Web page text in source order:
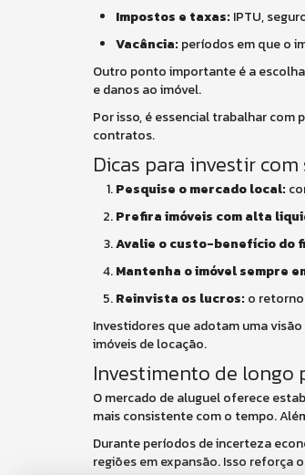
Impostos e taxas: IPTU,
Vacância: períodos em que o
Outro ponto importante é a
e danos ao imóvel.
Por isso, é essencial trabalhar com
contratos.
Dicas para investir
Pesquise o mercado local:
Prefira imóveis com alta
Avalie o custo-benefício do
Mantenha o imóvel sempre
Reinvista os lucros: o
Investidores que adotam uma
imóveis de locação.
Investimento de longo
O mercado de aluguel oferece
mais consistente com o tempo.
Durante períodos de incerteza
regiões em expansão. Isso reforça